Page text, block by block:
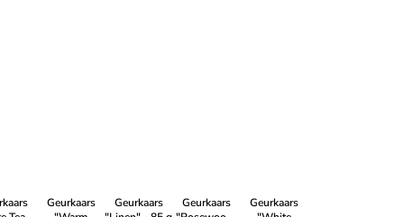
Geurkaars
Geurkaars
Geurkaars
Geurkaars